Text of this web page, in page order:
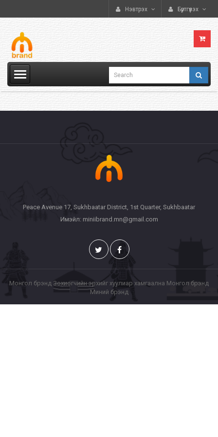
Нэвтрэх Бүртгүүлэх
Peace Avenue 17, Sukhbaatar District, 1st Quarter, Sukhbaatar
Имэйл: miniibrand.mn@gmail.com
Монгол брэнд Зохиогчийн эрхийг хуулиар хамгаална Монгол брэнд
Миний брэнд